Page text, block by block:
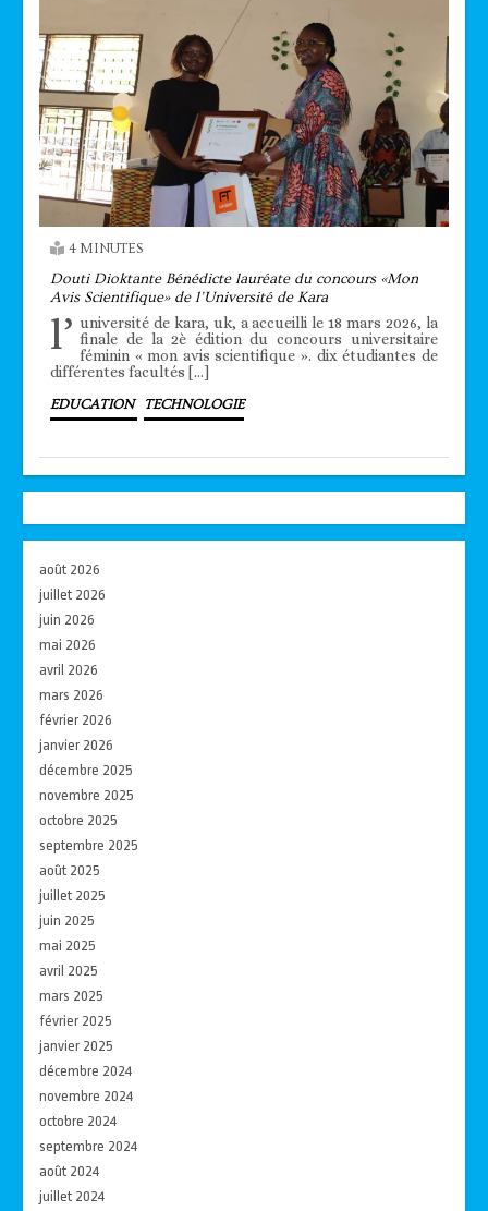
4 MINUTES
Douti Dioktante Bénédicte lauréate du concours «Mon
Avis Scientifique» de l’Université de Kara
l’ université de kara, uk, a accueilli le 18 mars 2026, la
finale de la 2è édition du concours universitaire
féminin « mon avis scientifique ». dix étudiantes de
différentes facultés […]
EDUCATION TECHNOLOGIE
août 2026
juillet 2026
juin 2026
mai 2026
avril 2026
mars 2026
février 2026
janvier 2026
décembre 2025
novembre 2025
octobre 2025
septembre 2025
août 2025
juillet 2025
juin 2025
mai 2025
avril 2025
mars 2025
février 2025
janvier 2025
décembre 2024
novembre 2024
octobre 2024
septembre 2024
août 2024
juillet 2024